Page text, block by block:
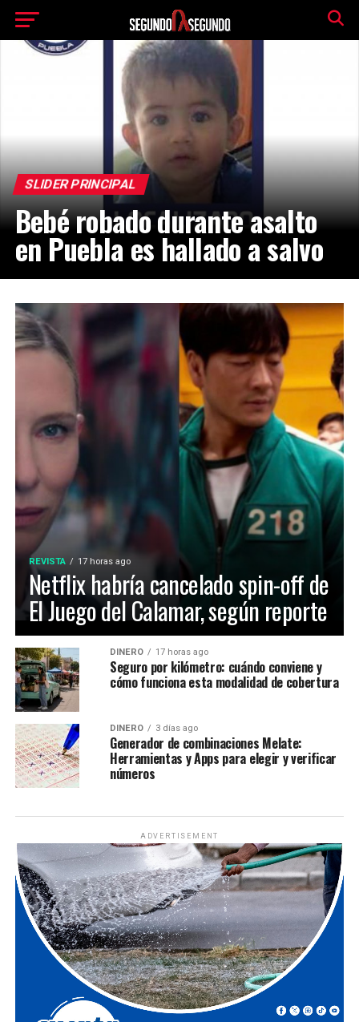
SLIDER PRINCIPAL
Bebé robado durante asalto
en Puebla es hallado a salvo
REVISTA 17 horas ago
Netflix habría cancelado spin-off de
El Juego del Calamar, según reporte
DINERO 17 horas ago
Seguro por kilómetro: cuándo conviene y
cómo funciona esta modalidad de cobertura
DINERO 3 días ago
Generador de combinaciones Melate:
Herramientas y Apps para elegir y verificar
números
ADVERTISEMENT